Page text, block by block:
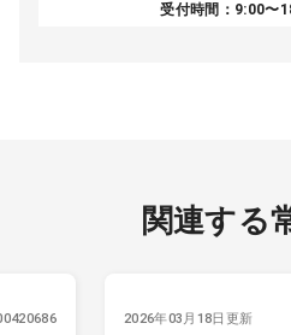
受付時間：9:00〜
関連する
2026年03月18日更新